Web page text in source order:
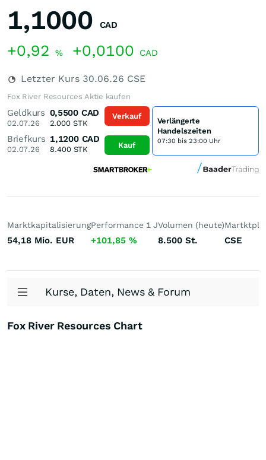
1,1000 CAD
+0,92 % +0,0100 CAD
Letzter Kurs 30.06.26 CSE
Fox River Resources Aktie kaufen
Geldkurs
02.07.26
0,5500 CAD
2.000STK
Briefkurs
02.07.26
1,1200 CAD
8.400STK
Verkauf
Kauf
Verlängerte
Handelszeiten
07:30 bis 23:00 Uhr
Marktkapitalisierung
54,18 Mio. EUR
Performance 1 J
+101,85 %
Volumen (heute)
8.500 St. CSE
Kurse, Daten, News & Forum
Fox River Resources Chart